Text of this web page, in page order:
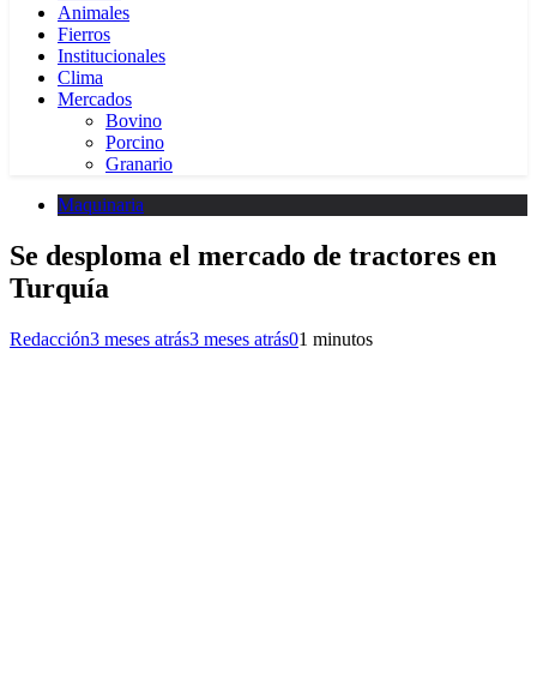
Animales
Fierros
Institucionales
Clima
Mercados
Bovino
Porcino
Granario
Maquinaria
Se desploma el mercado de tractores en
Turquía
Redacción3 meses atrás3 meses atrás01 minutos